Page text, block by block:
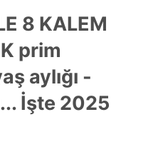
8 KALEM
prim
aylığı -
İşte 2025